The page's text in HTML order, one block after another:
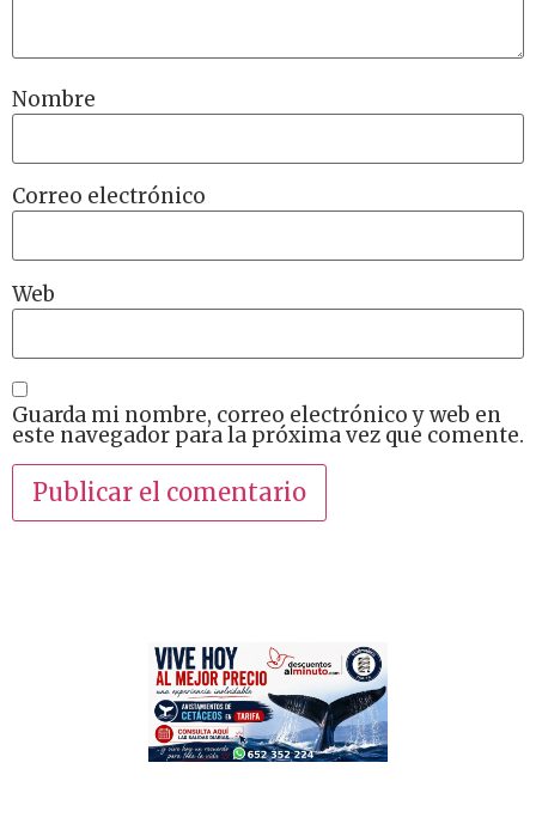
Nombre
Correo electrónico
Web
Guarda mi nombre, correo electrónico y web en
este navegador para la próxima vez que comente.